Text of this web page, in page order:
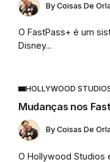
By Coisas De
O FastPass+ é um
Disney...
HOLLYWOOD
Mudanças nos
By Coisas De
O Hollywood Studios